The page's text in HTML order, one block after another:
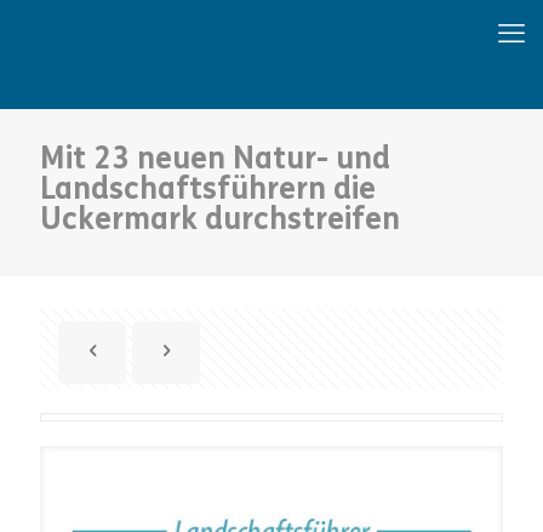
Mit 23 neuen Natur- und
Landschaftsführern die
Uckermark durchstreifen